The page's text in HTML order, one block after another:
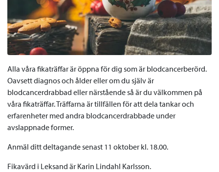
Alla våra fikaträffar är öppna för dig som är blodcancerberörd.
Oavsett diagnos och ålder eller om du själv är
blodcancerdrabbad eller närstående så är du välkommen på
våra fikaträffar. Träffarna är tillfällen för att dela tankar och
erfarenheter med andra blodcancerdrabbade under
avslappnade former.
Anmäl ditt deltagande senast 11 oktober kl. 18.00.
Fikavärd i Leksand är Karin Lindahl Karlsson.